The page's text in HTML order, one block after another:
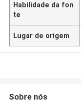
Habilidade da fon
te
Lugar de origem
Sobre nós